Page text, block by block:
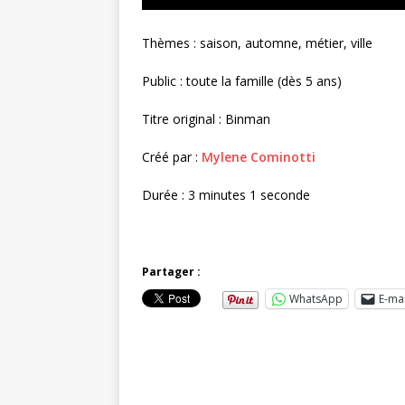
Thèmes : saison, automne, métier, ville
Public : toute la famille (dès 5 ans)
Titre original : Binman
Créé par : Mylene Cominotti
Durée : 3 minutes 1 seconde
Partager :
WhatsApp
E-